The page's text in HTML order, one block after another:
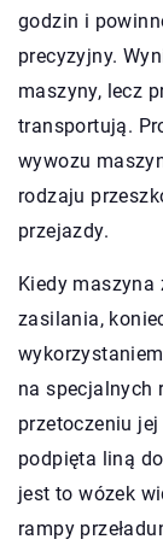
godzin i
precyzyjny.
maszyny, lecz
transportują.
wywozu
rodzaju
przejazdy.
Kiedy maszyna
zasilania,
na specjalnych
przetoczeniu
podpięta liną
jest to wózek
rampy